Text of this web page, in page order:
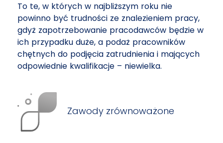
To te, w których w najbliższym roku nie
powinno być trudności ze znalezieniem pracy,
gdyż zapotrzebowanie pracodawców będzie w
ich przypadku duże, a podaż pracowników
chętnych do podjęcia zatrudnienia i mających
odpowiednie kwalifikacje – niewielka.
Zawody zrównoważone